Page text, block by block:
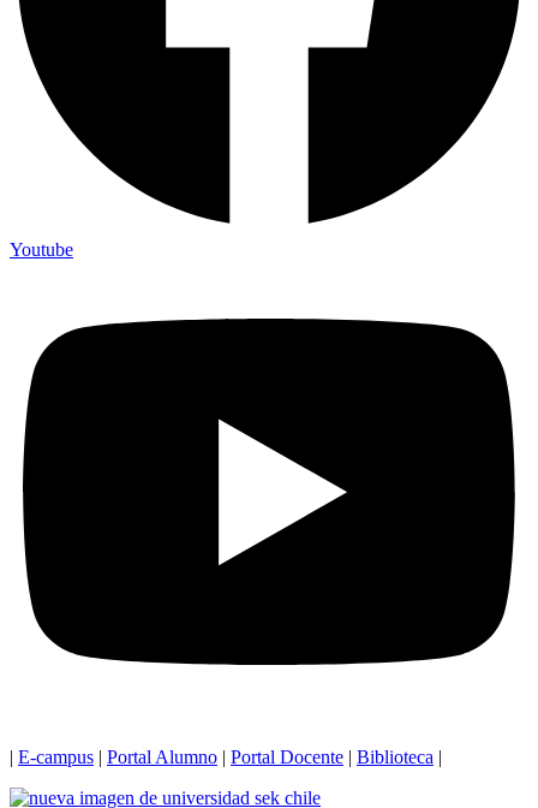
Youtube
| E-campus | Portal Alumno | Portal Docente | Biblioteca |